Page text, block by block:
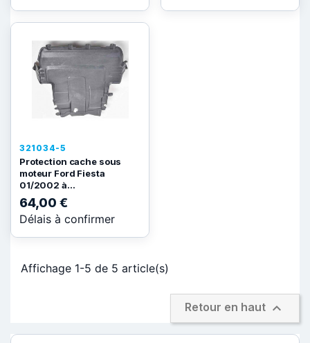
321034-5
Protection cache sous
moteur Ford Fiesta
01/2002 à...
64,00 €
Délais à confirmer
Affichage 1-5 de 5 article(s)
Retour en haut 